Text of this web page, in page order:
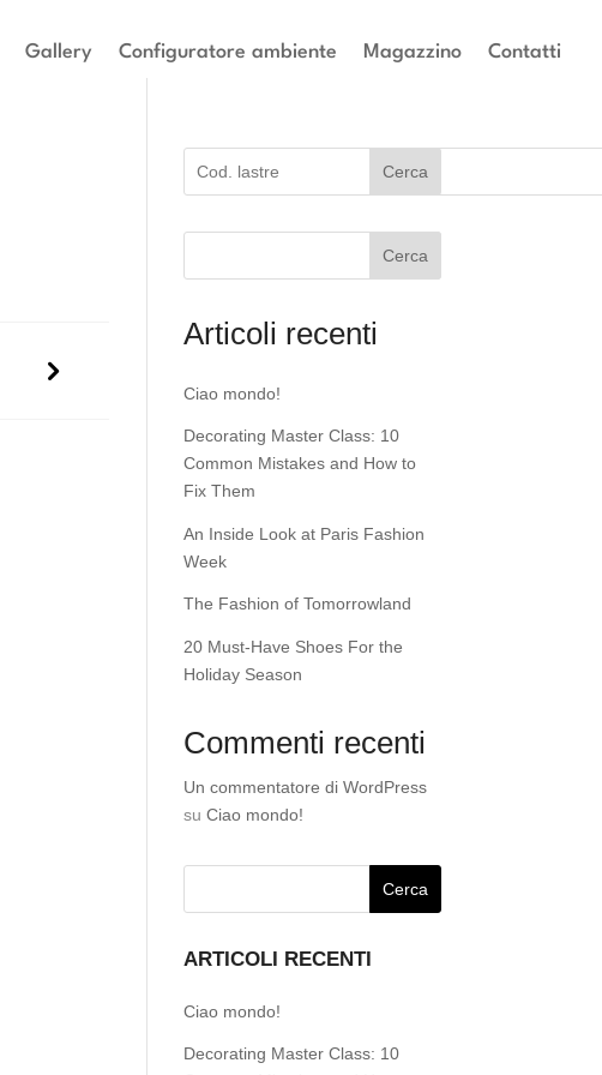
Gallery Configuratore ambiente Magazzino Contatti
Cerca
Cerca
Articoli recenti
Ciao mondo!
Decorating Master Class: 10
Common Mistakes and How to
Fix Them
An Inside Look at Paris Fashion
Week
The Fashion of Tomorrowland
20 Must-Have Shoes For the
Holiday Season
Commenti recenti
Un commentatore di WordPress
su Ciao mondo!
ARTICOLI RECENTI
Ciao mondo!
Decorating Master Class: 10